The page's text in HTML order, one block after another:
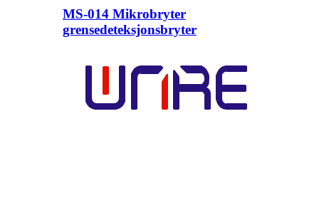
MS-014 Mikrobryter
grensedeteksjonsbryter